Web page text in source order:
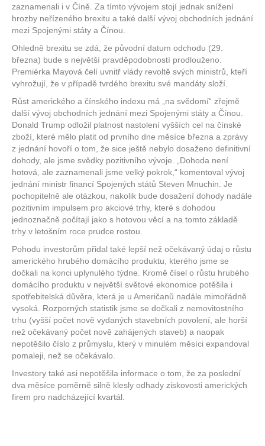
zaznamenali i v Číně. Za tímto vývojem stojí jednak snížení
hrozby neřízeného brexitu a také další vývoj obchodních jednání
mezi Spojenými státy a Čínou.
Ohledně brexitu se zdá, že původní datum odchodu (29.
března) bude s největší pravděpodobností prodlouženo.
Premiérka Mayová čelí uvnitř vlády revoltě svých ministrů, kteří
vyhrožují, že v případě tvrdého brexitu své mandáty složí.
Růst amerického a čínského indexu má „na svědomí“ zřejmě
další vývoj obchodních jednání mezi Spojenými státy a Čínou.
Donald Trump odložil platnost nastolení vyšších cel na čínské
zboží, které mělo platit od prvního dne měsíce března a zprávy
z jednání hovoří o tom, že sice ještě nebylo dosaženo definitivní
dohody, ale jsme svědky pozitivního vývoje. „Dohoda není
hotová, ale zaznamenali jsme velký pokrok,“ komentoval vývoj
jednání ministr financí Spojených států Steven Mnuchin. Je
pochopitelně ale otázkou, nakolik bude dosažení dohody nadále
pozitivním impulsem pro akciové trhy, které s dohodou
jednoznačně počítají jako s hotovou věcí a na tomto základě
trhy v letošním roce prudce rostou.
Pohodu investorům přidal také lepší než očekávaný údaj o růstu
amerického hrubého domácího produktu, kterého jsme se
dočkali na konci uplynulého týdne. Kromě čísel o růstu hrubého
domácího produktu v největší světové ekonomice potěšila i
spotřebitelská důvěra, která je u Američanů nadále mimořádně
vysoká. Rozporných statistik jsme se dočkali z nemovitostního
trhu (vyšší počet nově vydaných stavebních povolení, ale horší
než očekávaný počet nově zahájených staveb) a naopak
nepotěšilo číslo z průmyslu, který v minulém měsíci expandoval
pomaleji, než se očekávalo.
Investory také asi nepotěšila informace o tom, že za poslední
dva měsíce poměrně silně klesly odhady ziskovosti amerických
firem pro nadcházející kvartál.